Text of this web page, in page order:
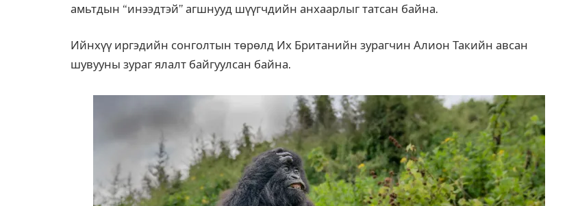
амьтдын “инээдтэй” агшнууд шүүгчдийн анхаарлыг татсан байна.
Ийнхүү иргэдийн сонголтын төрөлд Их Британийн зурагчин Алион Такийн авсан
шувууны зураг ялалт байгуулсан байна.